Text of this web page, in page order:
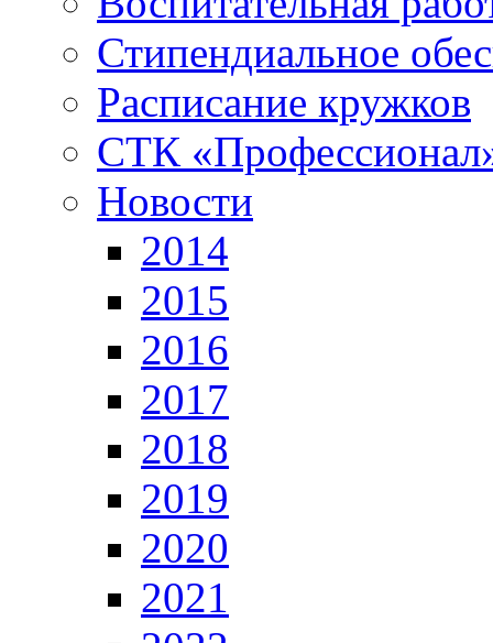
Стипендиальное
Расписание кружков
СТК
Новости
2014
2015
2016
2017
2018
2019
2020
2021